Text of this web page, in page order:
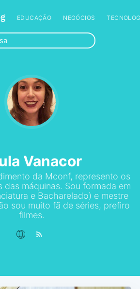
EDUCAÇÃO NEGÓCIOS
Vanacor
da Mconf, represento os
das máquinas. Sou formada em
e Bacharelado) e mestre
sou muito fã de séries, prefiro
filmes.